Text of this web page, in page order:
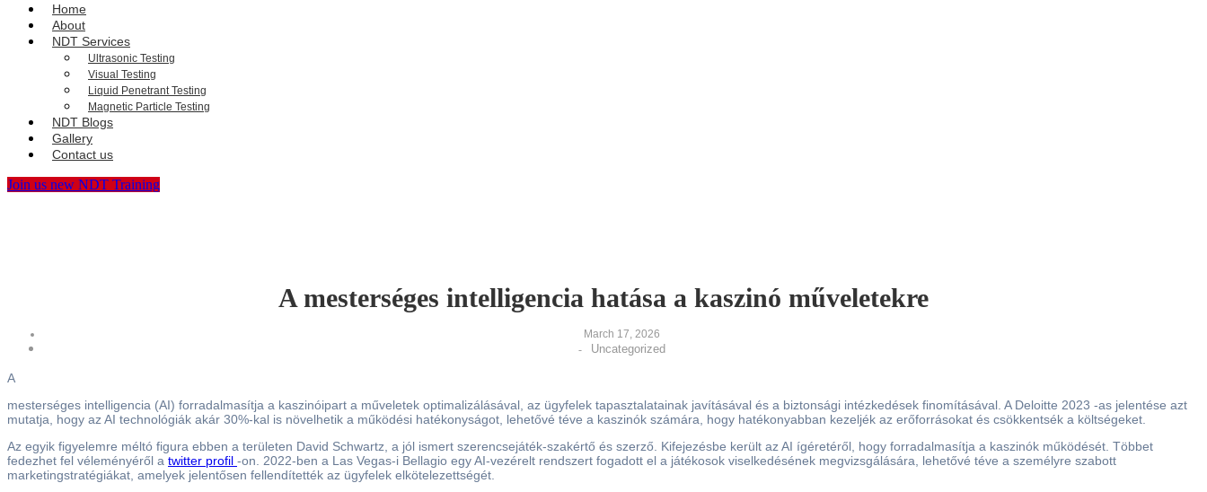
Home
About
NDT Services
Ultrasonic Testing
Visual Testing
Liquid Penetrant Testing
Magnetic Particle Testing
NDT Blogs
Gallery
Contact us
Join us new NDT Training
A mesterséges intelligencia hatása a kaszinó műveletekre
March 17, 2026
-
Uncategorized
A
mesterséges intelligencia (AI) forradalmasítja a kaszinóipart a műveletek optimalizálásával, az ügyfelek tapasztalatainak javításával és a biztonsági intézkedések finomításával. A Deloitte 2023 -as jelentése azt
mutatja, hogy az AI technológiák akár 30%-kal is növelhetik a működési hatékonyságot, lehetővé téve a kaszinók számára, hogy hatékonyabban kezeljék az erőforrásokat és csökkentsék a költségeket.
Az egyik figyelemre méltó figura ebben a területen David Schwartz, a jól ismert szerencsejáték-szakértő és szerző. Kifejezésbe került az AI ígéretéről, hogy forradalmasítja a kaszinók működését. Többet
fedezhet fel véleményéről a twitter profil -on. 2022-ben a Las Vegas-i Bellagio egy AI-vezérelt rendszert fogadott el a játékosok viselkedésének megvizsgálására, lehetővé téve a személyre szabott
marketingstratégiákat, amelyek jelentősen fellendítették az ügyfelek elkötelezettségét.